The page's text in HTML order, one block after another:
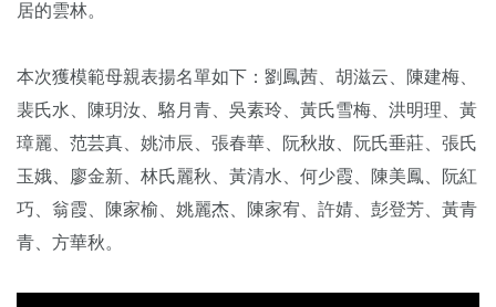
居的雲林。
本次獲模範母親表揚名單如下：劉鳳茜、胡滋云、陳建梅、
裴氏水、陳玥汝、駱月青、吳素玲、黃氏雪梅、洪明理、黃
璋麗、范芸真、姚沛辰、張春華、阮秋妝、阮氏垂莊、張氏
玉娥、廖金新、林氏麗秋、黃清水、何少霞、陳美鳳、阮紅
巧、翁霞、陳家榆、姚麗杰、陳家宥、許婧、彭登芳、黃青
青、方華秋。